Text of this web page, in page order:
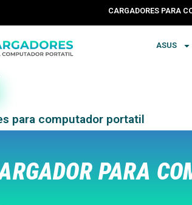
CARGADORES PARA
ASUS
para computador portatil
PARA